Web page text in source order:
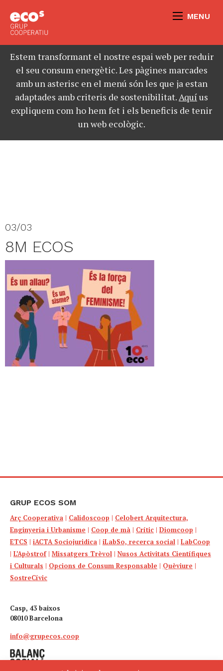
MENU
Estem transformant el nostre espai web per reduir
el seu consum energètic. Les pàgines marcades
amb un asterisc en el menú són les que ja estan
adaptades amb criteris de sostenibilitat.Aquíus
expliquem com ho hem fet i els beneficis de tenir
un web ecològic.
03/03
8M ECOS
GRUP ECOS SOM
Arç Cooperativa | Calidoscoop | Celobert Arquitectura,
Enginyeria i Urbanisme | Coop de mà | Crític | Diomcoop |
ETCS | iACTA Sociojuridica | iLabSo, recerca social | LabCoop
| L’Apòstrof| Missatgers Trèvol | Nusos Activitats Científiques
i Culturals | Opcions de Consum Responsable | Quèviure |
SostreCívic
Casp, 43 baixos
08010 Barcelona
info@grupecos.coop